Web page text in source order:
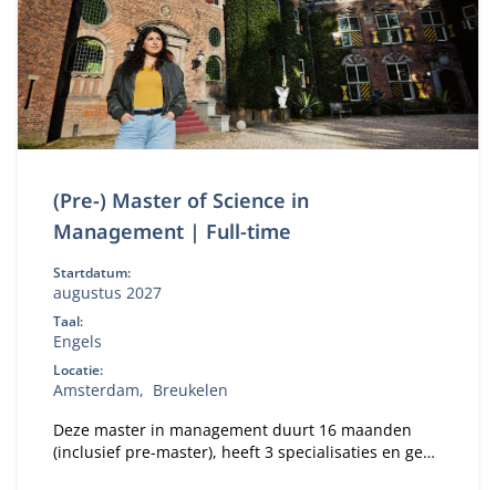
(Pre-) Master of Science in
Management | Full-time
Startdatum:
augustus 2027
Taal:
Engels
Locatie:
Amsterdam
Breukelen
Deze master in management duurt 16 maanden
(inclusief pre-master), heeft 3 specialisaties en geeft